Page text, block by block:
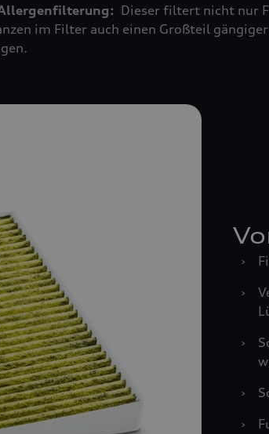
Dieser filtert nicht nur
im Filter auch einen Großteil
›
›
›
›
›